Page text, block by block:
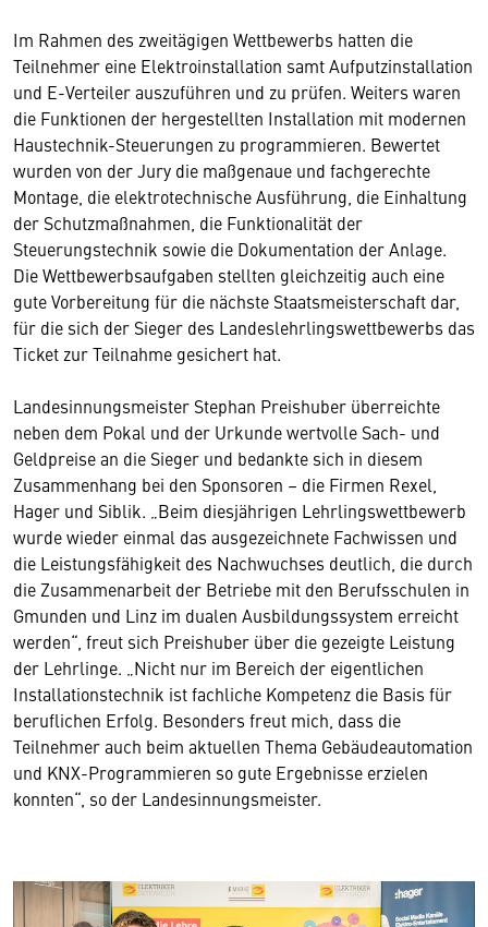
Im Rahmen des zweitägigen Wettbewerbs hatten die
Teilnehmer eine Elektroinstallation samt Aufputzinstallation
und E-Verteiler auszuführen und zu prüfen. Weiters waren
die Funktionen der hergestellten Installation mit modernen
Haustechnik-Steuerungen zu programmieren. Bewertet
wurden von der Jury die maßgenaue und fachgerechte
Montage, die elektrotechnische Ausführung, die Einhaltung
der Schutzmaßnahmen, die Funktionalität der
Steuerungstechnik sowie die Dokumentation der Anlage.
Die Wettbewerbsaufgaben stellten gleichzeitig auch eine
gute Vorbereitung für die nächste Staatsmeisterschaft dar,
für die sich der Sieger des Landeslehrlingswettbewerbs das
Ticket zur Teilnahme gesichert hat.
Landesinnungsmeister Stephan Preishuber überreichte
neben dem Pokal und der Urkunde wertvolle Sach- und
Geldpreise an die Sieger und bedankte sich in diesem
Zusammenhang bei den Sponsoren – die Firmen Rexel,
Hager und Siblik. „Beim diesjährigen Lehrlingswettbewerb
wurde wieder einmal das ausgezeichnete Fachwissen und
die Leistungsfähigkeit des Nachwuchses deutlich, die durch
die Zusammenarbeit der Betriebe mit den Berufsschulen in
Gmunden und Linz im dualen Ausbildungssystem erreicht
werden“, freut sich Preishuber über die gezeigte Leistung
der Lehrlinge. „Nicht nur im Bereich der eigentlichen
Installationstechnik ist fachliche Kompetenz die Basis für
beruflichen Erfolg. Besonders freut mich, dass die
Teilnehmer auch beim aktuellen Thema Gebäudeautomation
und KNX-Programmieren so gute Ergebnisse erzielen
konnten“, so der Landesinnungsmeister.